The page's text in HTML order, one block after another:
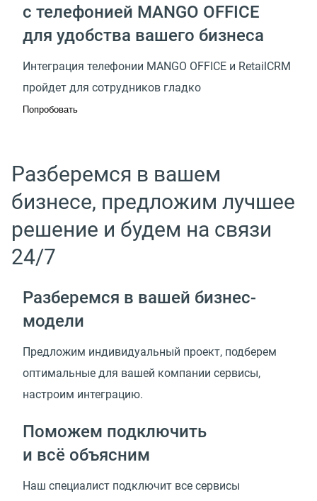
с телефонией MANGO OFFICE
для удобства вашего бизнеса
Интеграция телефонии MANGO OFFICE и RetailCRM
пройдет для сотрудников гладко
Попробовать
Разберемся в вашем
бизнесе, предложим лучшее
решение и будем на связи
24/7
Разберемся в вашей бизнес-
модели
Предложим индивидуальный проект, подберем
оптимальные для вашей компании сервисы,
настроим интеграцию.
Поможем подключить
и всё объясним
Наш специалист подключит все сервисы